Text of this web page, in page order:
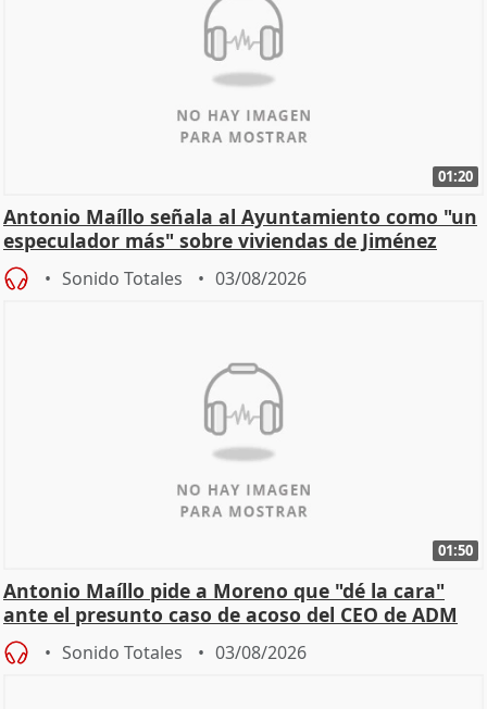
01:20
Antonio Maíllo señala al Ayuntamiento como "un
especulador más" sobre viviendas de Jiménez
Becerril
Sonido Totales 03/08/2026
01:50
Antonio Maíllo pide a Moreno que "dé la cara"
ante el presunto caso de acoso del CEO de ADM
Sonido Totales 03/08/2026